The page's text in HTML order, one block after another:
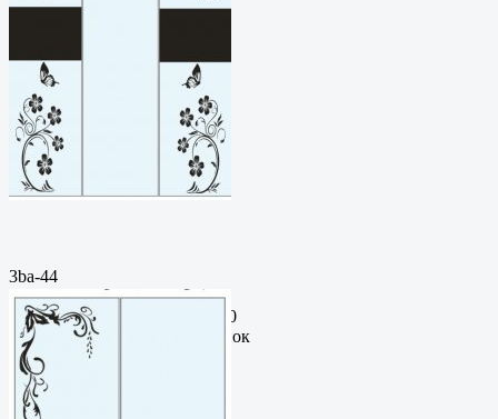
3ba-44
Пескоструйный
рисунокФормат: cdrЦена: 200
руб.Метки: векторный рисунок